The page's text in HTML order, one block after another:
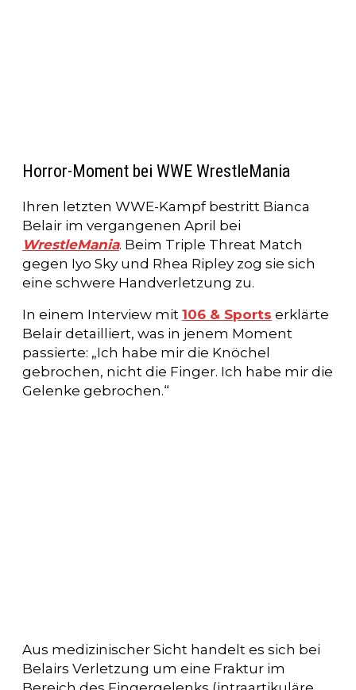
Horror-Moment bei WWE WrestleMania
Ihren letzten WWE-Kampf bestritt Bianca
Belair im vergangenen April bei
WrestleMania. Beim Triple Threat Match
gegen Iyo Sky und Rhea Ripley zog sie sich
eine schwere Handverletzung zu.
In einem Interview mit 106 & Sports erklärte
Belair detailliert, was in jenem Moment
passierte: „Ich habe mir die Knöchel
gebrochen, nicht die Finger. Ich habe mir die
Gelenke gebrochen.“
Aus medizinischer Sicht handelt es sich bei
Belairs Verletzung um eine Fraktur im